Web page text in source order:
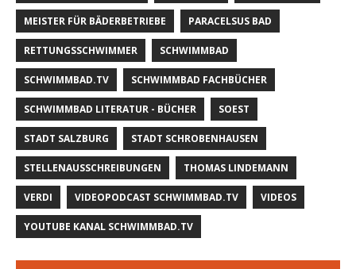
MEISTER FÜR BÄDERBETRIEBE PARACELSUS BAD
RETTUNGSSCHWIMMER SCHWIMMBAD
SCHWIMMBAD.TV SCHWIMMBAD FACHBÜCHER
SCHWIMMBAD LITERATUR - BÜCHER SOEST
STADT SALZBURG STADT SCHROBENHAUSEN
STELLENAUSSCHREIBUNGEN THOMAS LINDEMANN
VERDI VIDEOPODCAST SCHWIMMBAD.TV VIDEOS
YOUTUBE KANAL SCHWIMMBAD.TV